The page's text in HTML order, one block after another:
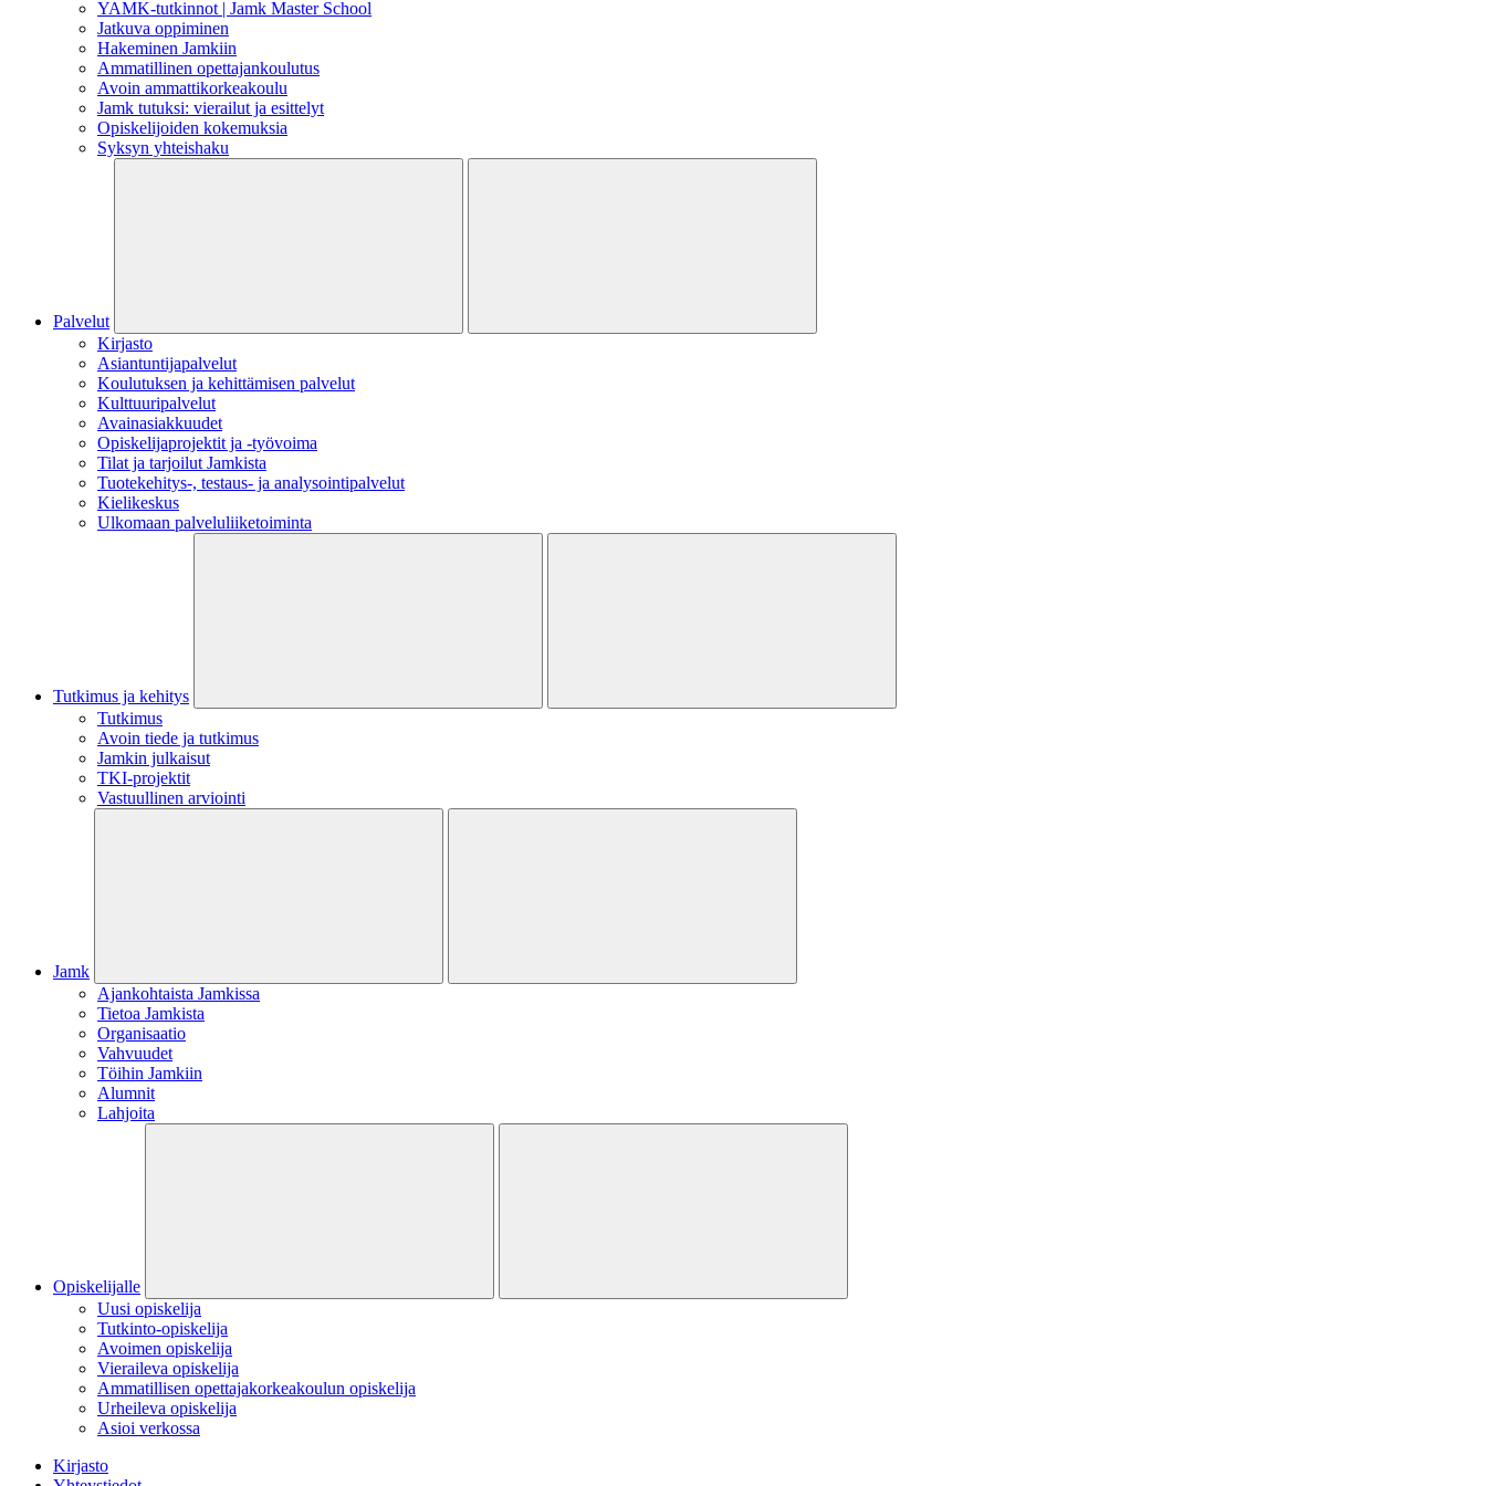
YAMK-tutkinnot | Jamk Master School
Jatkuva oppiminen
Hakeminen Jamkiin
Ammatillinen opettajankoulutus
Avoin ammattikorkeakoulu
Jamk tutuksi: vierailut ja esittelyt
Opiskelijoiden kokemuksia
Syksyn yhteishaku
Palvelut
Kirjasto
Asiantuntijapalvelut
Koulutuksen ja kehittämisen palvelut
Kulttuuripalvelut
Avainasiakkuudet
Opiskelijaprojektit​ ja -työvoima
Tilat ja tarjoilut Jamkista
Tuotekehitys-, testaus- ja analysointipalvelut
Kielikeskus
Ulkomaan palveluliiketoiminta
Tutkimus ja kehitys
Tutkimus
Avoin tiede ja tutkimus
Jamkin julkaisut
TKI-projektit
Vastuullinen arviointi
Jamk
Ajankohtaista Jamkissa
Tietoa Jamkista
Organisaatio
Vahvuudet
Töihin Jamkiin
Alumnit
Lahjoita
Opiskelijalle
Uusi opiskelija
Tutkinto-opiskelija
Avoimen opiskelija
Vieraileva opiskelija
Ammatillisen opettajakorkeakoulun opiskelija
Urheileva opiskelija
Asioi verkossa
Kirjasto